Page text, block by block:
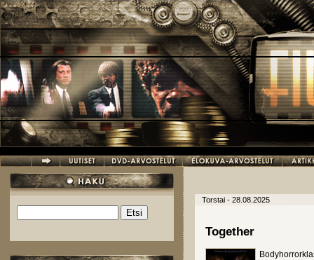
Hyppää pääsisältöön
Hakulomake
Torstai - 28.08.2025
Together